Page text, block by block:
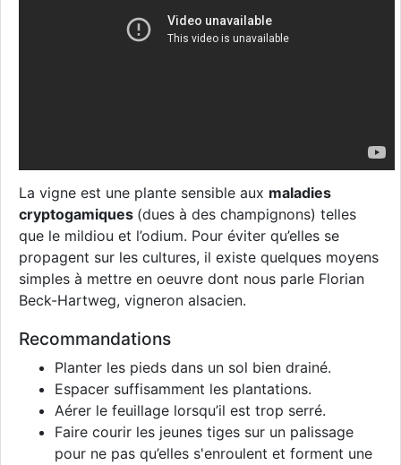
La vigne est une plante sensible aux maladies
cryptogamiques (dues à des champignons) telles
que le mildiou et l’odium. Pour éviter qu’elles se
propagent sur les cultures, il existe quelques moyens
simples à mettre en oeuvre dont nous parle Florian
Beck-Hartweg, vigneron alsacien.
Recommandations
Planter les pieds dans un sol bien drainé.
Espacer suffisamment les plantations.
Aérer le feuillage lorsqu’il est trop serré.
Faire courir les jeunes tiges sur un palissage
pour ne pas qu’elles s'enroulent et forment une